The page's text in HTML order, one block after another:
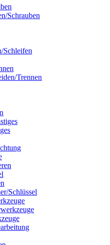
Schrauben
Schleifen
Trennen
Schlüssel